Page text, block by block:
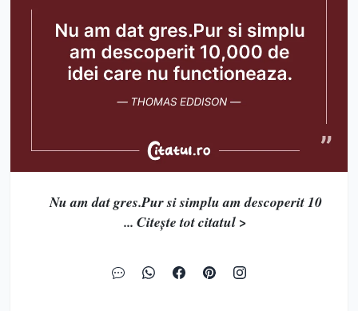
Nu am dat gres.Pur si simplu am descoperit 10
... Citește tot citatul >